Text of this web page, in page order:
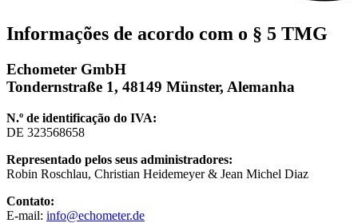
Informações de acordo com o § 5 TMG
Echometer GmbH
Tondernstraße 1, 48149 Münster, Alemanha
N.º de identificação do IVA:
DE 323568658
Representado pelos seus administradores:
Robin Roschlau, Christian Heidemeyer & Jean Michel Diaz
Contato:
E-mail: info@echometer.de